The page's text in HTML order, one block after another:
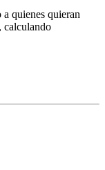
quienes quieran
calculando